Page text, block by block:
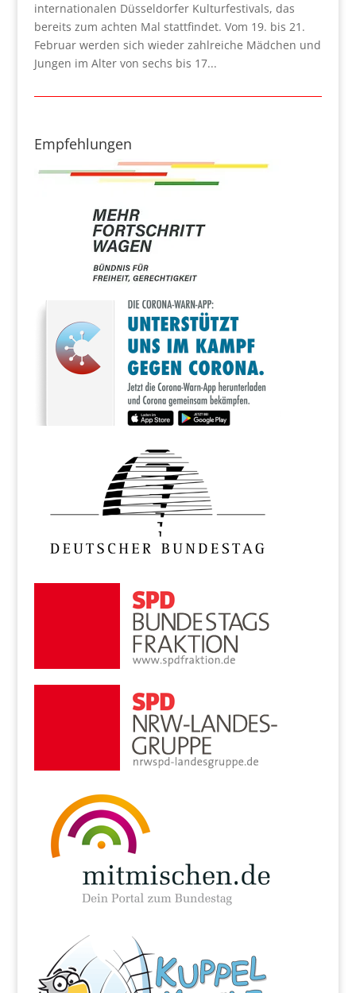
internationalen Düsseldorfer Kulturfestivals, das
bereits zum achten Mal stattfindet. Vom 19. bis 21.
Februar werden sich wieder zahlreiche Mädchen und
Jungen im Alter von sechs bis 17...
Empfehlungen